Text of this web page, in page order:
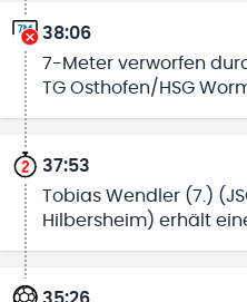
38:06
7-Meter verworfen
TG Osthofen/HSG
37:53
Tobias Wendler (7.)
Hilbersheim) erhält